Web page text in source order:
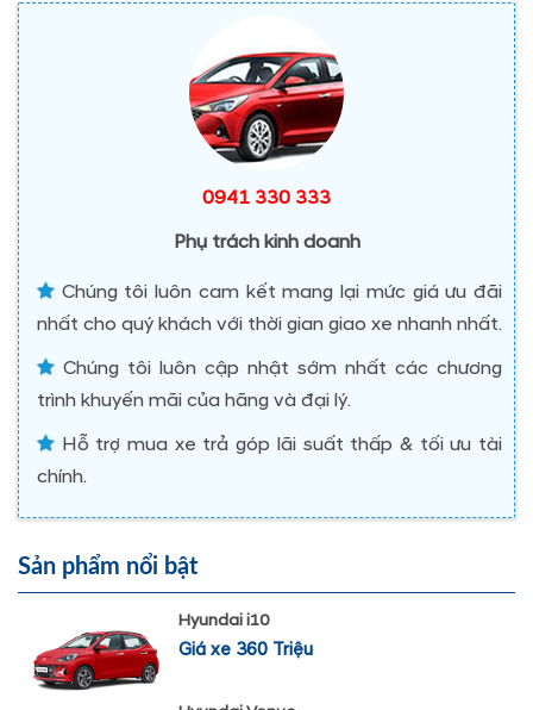
0941 330 333
Phụ trách kinh doanh
Chúng tôi luôn cam kết mang lại mức giá ưu đãi
nhất cho quý khách với thời gian giao xe nhanh nhất.
Chúng tôi luôn cập nhật sớm nhất các chương
trình khuyến mãi của hãng và đại lý.
Hỗ trợ mua xe trả góp lãi suất thấp & tối ưu tài
chính.
Sản phẩm nổi bật
Hyundai i10
Giá xe 360 Triệu